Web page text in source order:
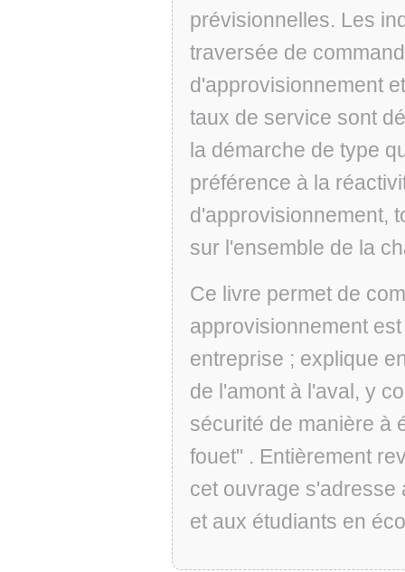
prévisionnelles. Les
traversée de
d'approvisionnement
taux de service sont
la démarche de type
préférence à la
d'approvisionnement,
sur l'ensemble de la
Ce livre permet de
approvisionnement
entreprise ; explique
de l'amont à l'aval, y
sécurité de manière à
fouet" . Entièrement
cet ouvrage s'adresse
et aux étudiants en